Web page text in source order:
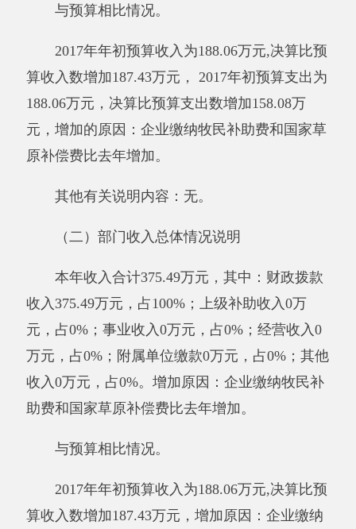
其他有关说明内容：无
（三）部门支出总体情况说明
本年支出合计346.14万元，其中：基本支出
344.99万元，占99.67%；项目支出1.15万元，占
0.33%；上缴上级支出0万元，占0%；经营支出0
万元，占0%；对附属单位补助支出0万元，占
原补偿费比去年增加。
与预算相比情况。
2017年初预算支出为188.06万元，决算比预
其他有关说明内容：无。
二、部门财政拨款收支情况
（一）财政拨款收支总体情况说明
2017年度财政拨款收入375.49万元，与上年
相比，增加141.63万元，增长60.56%。增加原